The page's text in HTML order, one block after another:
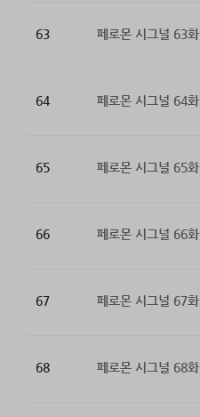
63 페로몬 시그널 63화
64 페로몬 시그널 64화
65 페로몬 시그널 65화
66 페로몬 시그널 66화
67 페로몬 시그널 67화
68 페로몬 시그널 68화